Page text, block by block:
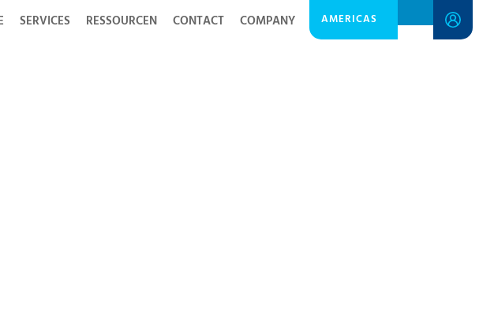
SERVICES RESSOURCEN CONTACT COMPANY AMERICAS